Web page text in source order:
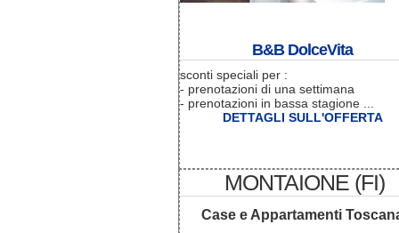
B&B DolceVita
sconti speciali per :
- prenotazioni di una settimana
- prenotazioni in bassa stagione ...
DETTAGLI SULL'OFFERTA
MONTAIONE (FI)
Case e Appartamenti